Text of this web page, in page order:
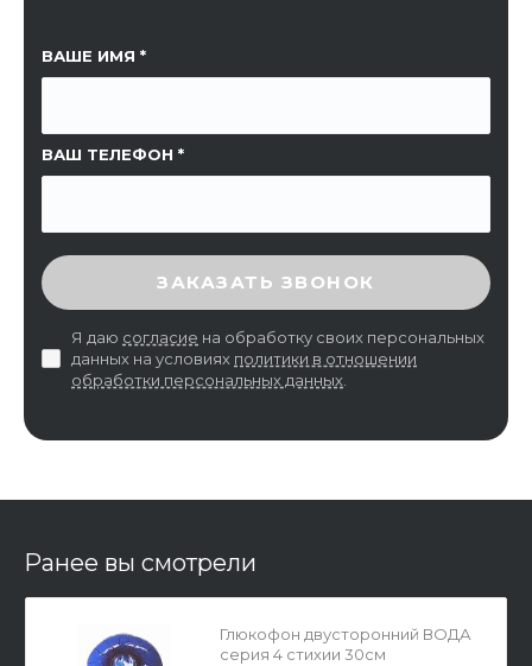
ВАШЕ ИМЯ
ВАШ ТЕЛЕФОН
ССЫЛКА НА СТРАНИЦУ
ВВЕДИТЕ ПРОВЕРОЧНЫЙ КОД
ЗАКАЗАТЬ ЗВОНОК
Я даю согласие на обработку своих персональных
данных на условиях политики в отношении
обработки персональных данных.
Ранее вы смотрели
Глюкофон двусторонний ВОДА
серия 4 стихии 30см